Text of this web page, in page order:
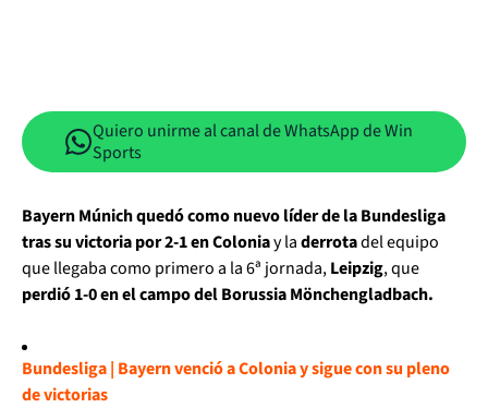
Quiero unirme al canal de WhatsApp de Win
Sports
Bayern Múnich quedó como nuevo líder de la Bundesliga
tras su victoria por 2-1 en Coloniay laderrotadel equipo
que llegaba como primero a la 6ª jornada,Leipzig, que
perdió 1-0 en el campo del Borussia Mönchengladbach.
Bundesliga | Bayern venció a Colonia y sigue con su pleno
de victorias